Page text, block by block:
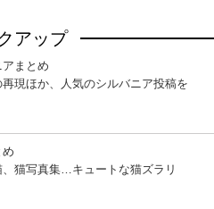
アップ
まとめ
再現ほか、人気のシルバニア投稿を
、猫写真集…キュートな猫ズラリ